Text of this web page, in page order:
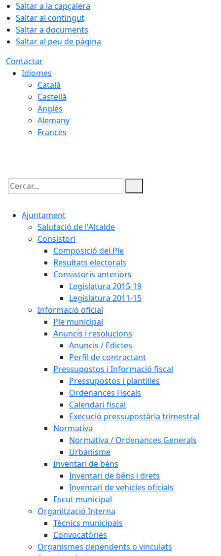
Saltar a la capçalera
Saltar al contingut
Saltar a documents
Saltar al peu de pàgina
Contactar
Idiomes
Català
Castellà
Anglès
Alemany
Francès
Cercar:
Ajuntament
Salutació de l'Alcalde
Consistori
Composició del Ple
Resultats electorals
Consistoris anteriors
Legislatura 2015-19
Legislatura 2011-15
Informació oficial
Ple municipal
Anuncis i resolucions
Anuncis / Edictes
Perfil de contractant
Pressupostos i Informació fiscal
Pressupostos i plantilles
Ordenances Fiscals
Calendari fiscal
Execució pressupostària trimestral
Normativa
Normativa / Ordenances Generals
Urbanisme
Inventari de béns
Inventari de béns i drets
Inventari de vehicles oficials
Escut municipal
Organització Interna
Tècnics municipals
Convocatòries
Organismes dependents o vinculats